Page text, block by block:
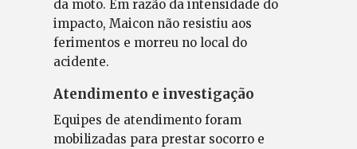
da moto. Em razão da intensidade do
impacto, Maicon não resistiu aos
ferimentos e morreu no local do
acidente.
Atendimento e investigação
Equipes de atendimento foram
mobilizadas para prestar socorro e